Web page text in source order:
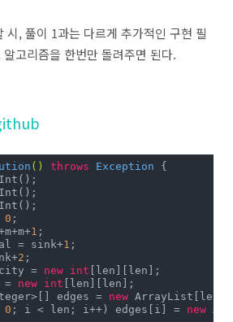
(!q.isEmpty() && parents[sink] ==
cur = q.poll();
(int next : edges[cur]) {
== -1) break;
= Integer.MAX_VALUE;
int i = sink; i != source; i =
= Math.min(min,
int i = sink; i != source; i =
+= min;
-= min;
+= min;
시, 풀이 1과는 다르게 추가적인 구현 필
고리즘을 한번만 돌려주면 된다.
() throws Exception {
0 ;
1 ;
= sink+1 ;
2 ;
= new int [len][len];
new int [len][len];
edges =
new ArrayList[len];
0 ; i < len; i++) edges[i] = new